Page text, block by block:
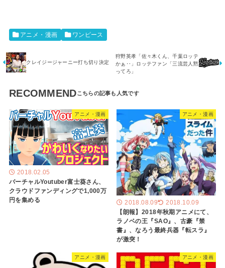
アニメ・漫画 ワンピース
クレイジージャーニー打ち切り決定
狩野英孝「佐々木くん、千葉ロッテ
かぁ‥」ロッテファン「三流芸人黙
ってろ」
RECOMMEND
アニメ・漫画
2018.02.05
バーチャルYoutuber富士葵さん、
クラウドファンディングで1,000万
円を集める
アニメ・漫画
2018.08.09 2018.10.09
【朗報】2018年秋期アニメにて、
ラノベの王『SAO』、古豪『禁
書』、なろう最終兵器『転スラ』
が激突！
アニメ・漫画 アニメ・漫画